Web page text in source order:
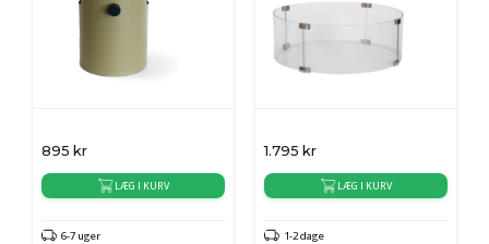
895 kr
LÆG I KURV
6-7 uger
1.795 kr
LÆG I KURV
1-2 dage